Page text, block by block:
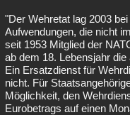
"Der Wehretat lag 2003
Aufwendungen, die nicht
seit 1953 Mitglied der
ab dem 18. Lebensjahr
Ein Ersatzdienst für
nicht. Für
Möglichkeit, den
Eurobetrags auf einen